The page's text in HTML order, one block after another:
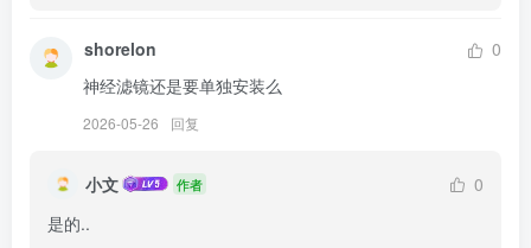
shorelon
0
神经滤镜还是要单独安装么
2026-05-26 回复
小文 作者
0
是的..